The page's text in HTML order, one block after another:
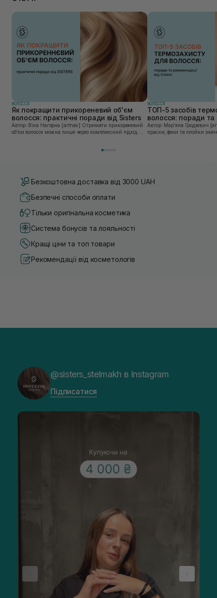
ВОЛОССЯ
Як покращити прикореневий об'єм
волосся: практичні поради від Sisters
Автор: Віка Нагорна [artnav] Отримати прикореневий
об’єм волосся можна лише через комплексний підхід:
ВОЛОССЯ
ТОП-5 засобів
волосся: поради та
Sisters
Автор: Марʼяна Гродзевич [artnav] Сучасні
праски, фени та плойки
Безкоштовна доставка від 3000 UAH
Безпечні способи оплати
Тільки оригінальна косметика
Система бонусів та лояльності
Кращі ціни та топ товари
Рекомендації від косметологів
@sisters_stelmakh в Instagram
Підписатися